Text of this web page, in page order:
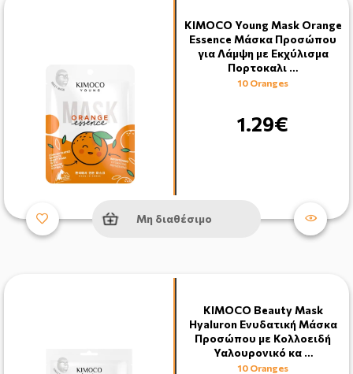
KIMOCO Young Mask Orange
Essence Μάσκα Προσώπου
για Λάμψη με Εκχύλισμα
Πορτοκαλι …
10 Oranges
1.29€
Μη διαθέσιμο
KIMOCO Beauty Mask
Hyaluron Ενυδατική Μάσκα
Προσώπου με Κολλοειδή
Υαλουρονικό κα …
10 Oranges